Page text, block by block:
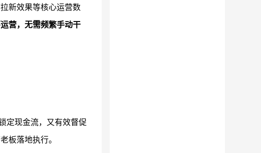
新效果等核心运营数
营，无需频繁手动干
定现金流，又有效督促
板落地执行。